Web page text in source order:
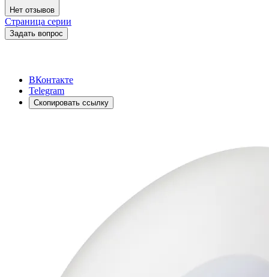
Нет отзывов
Страница серии
Задать вопрос
ВКонтакте
Telegram
Скопировать ссылку